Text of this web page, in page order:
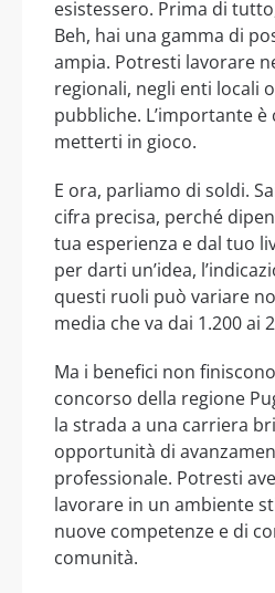
esistessero. Prima di
Beh, hai una gamma di
ampia. Potresti lavorare
regionali, negli enti locali
pubbliche. L’importante
metterti in gioco.
E ora, parliamo di soldi.
cifra precisa, perché
tua esperienza e dal tuo
per darti un’idea,
questi ruoli può variare
media che va dai 1.200 ai
Ma i benefici non
concorso della regione
la strada a una carriera
opportunità di
professionale. Potresti
lavorare in un ambiente
nuove competenze e di
comunità.